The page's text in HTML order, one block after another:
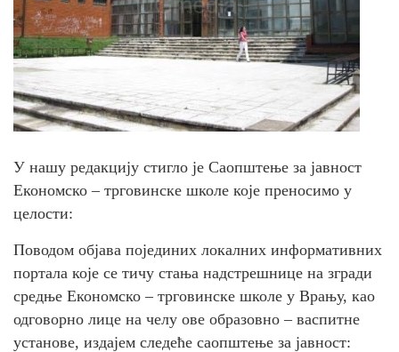
У нашу редакцију стигло је Саопштење за јавност
Економско – трговинске школе које преносимо у
целости:
Поводом објава појединих локалних информативних
портала које се тичу стања надстрешнице на згради
средње Економско – трговинске школе у Врању, као
одговорно лице на челу ове образовно – васпитне
установе, издајем следеће саопштење за јавност: